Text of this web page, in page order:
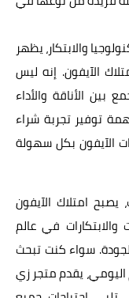
والابتكار، يظهر
الآيفون. إنه ليس
الأناقة والأداء
توفير تجربة شراء
الآيفون بكل سهولة
امتلاك الآيفون
في عالم
سواء كنت تبحث
يقدم متجر زي